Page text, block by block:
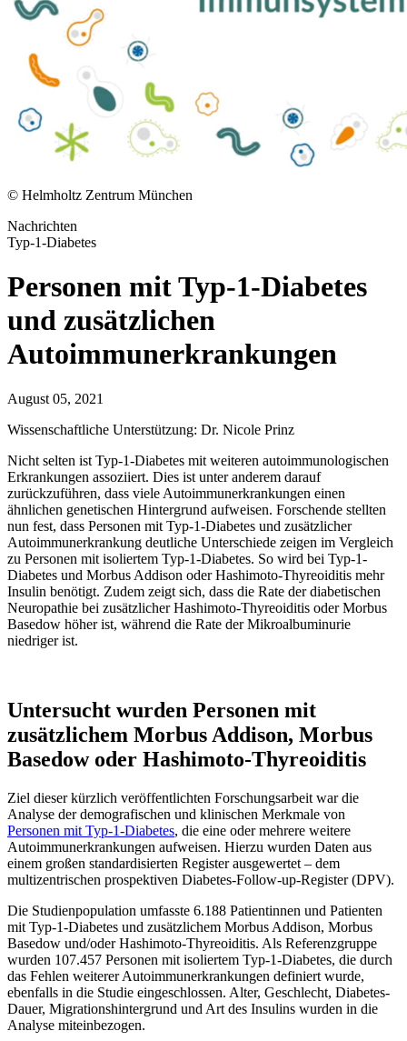
© Helmholtz Zentrum München
Nachrichten
Typ-1-Diabetes
Personen mit Typ-1-Diabetes
und zusätzlichen
Autoimmunerkrankungen
August 05, 2021
Wissenschaftliche Unterstützung: Dr. Nicole Prinz
Nicht selten ist Typ-1-Diabetes mit weiteren autoimmunologischen
Erkrankungen assoziiert. Dies ist unter anderem darauf
zurückzuführen, dass viele Autoimmunerkrankungen einen
ähnlichen genetischen Hintergrund aufweisen. Forschende stellten
nun fest, dass Personen mit Typ-1-Diabetes und zusätzlicher
Autoimmunerkrankung deutliche Unterschiede zeigen im Vergleich
zu Personen mit isoliertem Typ-1-Diabetes. So wird bei Typ-1-
Diabetes und Morbus Addison oder Hashimoto-Thyreoiditis mehr
Insulin benötigt. Zudem zeigt sich, dass die Rate der diabetischen
Neuropathie bei zusätzlicher Hashimoto-Thyreoiditis oder Morbus
Basedow höher ist, während die Rate der Mikroalbuminurie
niedriger ist.
Untersucht wurden Personen mit
zusätzlichem Morbus Addison, Morbus
Basedow oder Hashimoto-Thyreoiditis
Ziel dieser kürzlich veröffentlichten Forschungsarbeit war die
Analyse der demografischen und klinischen Merkmale von
Personen mit Typ-1-Diabetes, die eine oder mehrere weitere
Autoimmunerkrankungen aufweisen. Hierzu wurden Daten aus
einem großen standardisierten Register ausgewertet – dem
multizentrischen prospektiven Diabetes-Follow-up-Register (DPV).
Die Studienpopulation umfasste 6.188 Patientinnen und Patienten
mit Typ-1-Diabetes und zusätzlichem Morbus Addison, Morbus
Basedow und/oder Hashimoto-Thyreoiditis. Als Referenzgruppe
wurden 107.457 Personen mit isoliertem Typ-1-Diabetes, die durch
das Fehlen weiterer Autoimmunerkrankungen definiert wurde,
ebenfalls in die Studie eingeschlossen. Alter, Geschlecht, Diabetes-
Dauer, Migrationshintergrund und Art des Insulins wurden in die
Analyse miteinbezogen.